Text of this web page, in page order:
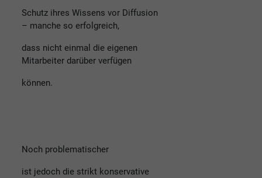
Schutz ihres Wissens vor Diffusion
– manche so erfolgreich,
dass nicht einmal die eigenen
Mitarbeiter darüber verfügen
können.
Noch problematischer
ist jedoch die strikt konservative